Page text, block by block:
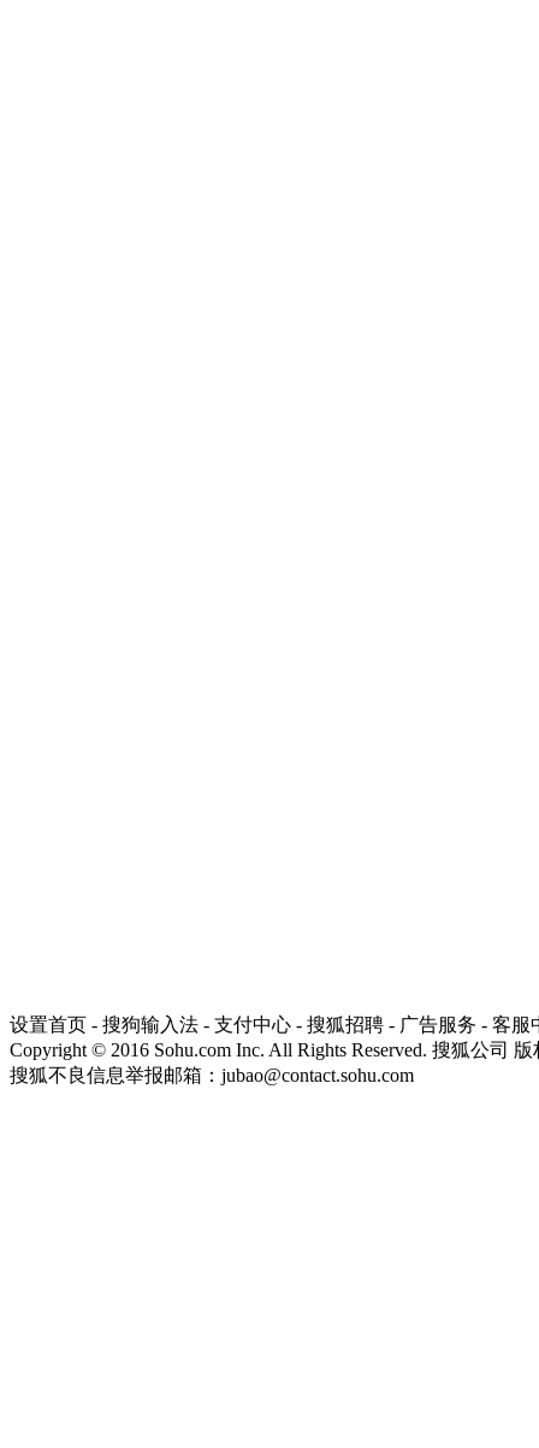
设置首页 - 搜狗输入法 - 支付中心 - 搜狐招聘 - 广告服务 - 客服
Copyright © 2016 Sohu.com Inc. All Rights Reserved. 搜狐公司 版
搜狐不良信息举报邮箱： jubao@contact.sohu.com